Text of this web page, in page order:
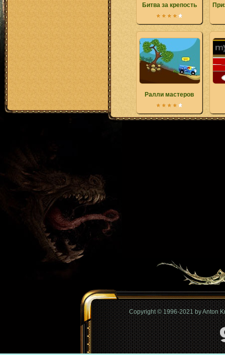
Битва за крепость
Ралли мастеров
Copyright © 1996-2021 by Anton